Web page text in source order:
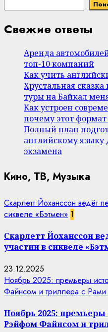
Свежие ответы
Аренда
топ-10 компаний
Как учить
Хрустальная
туры на Байкал
Как устроен
почему этот
Полный план
английскому
экзамена
Кино, ТВ, Музыка
Скарлетт Йоханссон ведёт
сиквеле «Бэтмен» 1
Скарлетт Йоханссон
участии в сиквеле
23.12.2025
Ноябрь 2025: премьеры
Файнсом и триллера с
Ноябрь 2025:
Рэйфом Файнсом и